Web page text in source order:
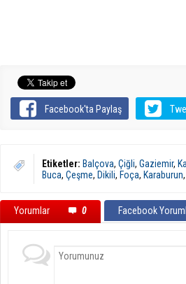
Facebook'ta Paylaş
Etiketler: Balçova, Çiğli, Gaziemir,
Buca, Çeşme, Dikili, Foça, Karaburun,
Yorumlar 0 Facebook